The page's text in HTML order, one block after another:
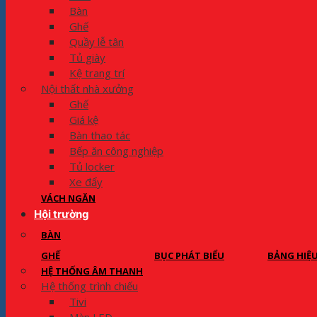
Bàn
Ghế
Quầy lễ tân
Tủ giày
Kệ trang trí
Nội thất nhà xưởng
Ghế
Giá kệ
Bàn thao tác
Bếp ăn công nghiệp
Tủ locker
Xe đẩy
VÁCH NGĂN
Hội trường
BÀN
GHẾ
BỤC PHÁT BIỂU
BẢNG
HỆ THỐNG ÂM THANH
Hệ thống trình chiếu
Tivi